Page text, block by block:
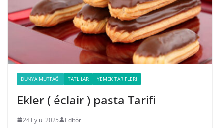
DÜNYA MUTFAĞI TATLILAR YEMEK TARIFLERI
Ekler ( éclair ) pasta Tarifi
24 Eylül 2025 Editör